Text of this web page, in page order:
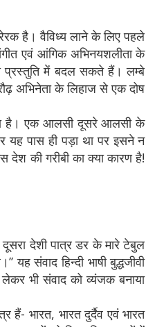
है। वैविध्य लाने के लिए पहले
संगीत एवं आंगिक अभिनयशलीता के
प्रस्तुति में बदल सकते हैं। लम्बे
अभिनेता के लिहाज से एक दोष
है। एक आलसी दूसरे आलसी के
यह पास ही पड़ा था पर इसने न
की गरीबी का क्या कारण है!
देशी पात्र डर के मारे टेबुल
संवाद हिन्दी भाषी बुद्धजीवी
भी संवाद को व्यंजक बनाया
भारत, भारत दुर्दैव एवं भारत